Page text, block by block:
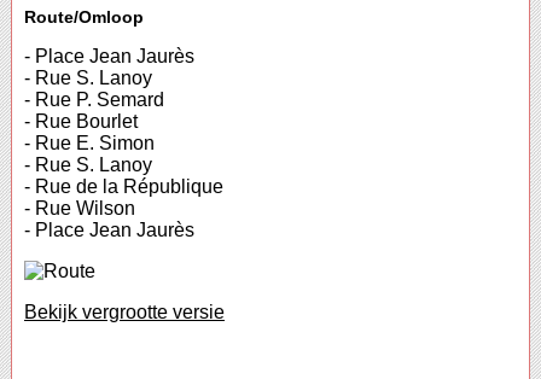
Route/Omloop
- Place Jean Jaurès
- Rue S. Lanoy
- Rue P. Semard
- Rue Bourlet
- Rue E. Simon
- Rue S. Lanoy
- Rue de la République
- Rue Wilson
- Place Jean Jaurès
Bekijk vergrootte versie